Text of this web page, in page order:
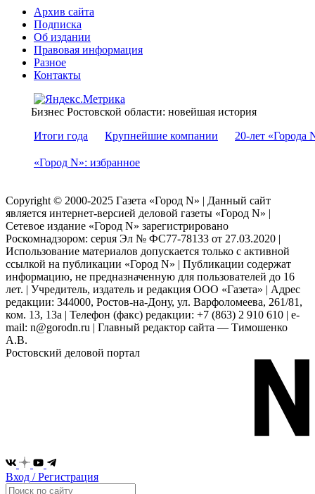
Архив сайта
Подписка
Об издании
Правовая информация
Разное
Контакты
Бизнес Ростовской области: новейшая история
Итоги года
Крупнейшие компании 20-лет «Города
«Город N»: избранное
Copyright © 2000-2025 Газета «Город N» | Данный сайт
является интернет-версией деловой газеты «Город N» |
Сетевое издание «Город N» зарегистрировано
Роскомнадзором: серuя Эл № ФС77-78133 от 27.03.2020 |
Использование материалов допускается только с активной
ссылкой на публикации «Город N» | Публикации содержат
информацию, не предназначенную для пользователей до 16
лет. | Учредитель, издатель и редакция ООО «Газета» | Адрес
редакции: 344000, Ростов-на-Дону, ул. Варфоломеева, 261/81,
ком. 13, 13а | Телефон (факс) редакции: +7 (863) 2 910 610 | e-
mail: n@gorodn.ru | Главный редактор сайта — Тимошенко
А.В.
Ростовский деловой портал
Вход / Регистрация